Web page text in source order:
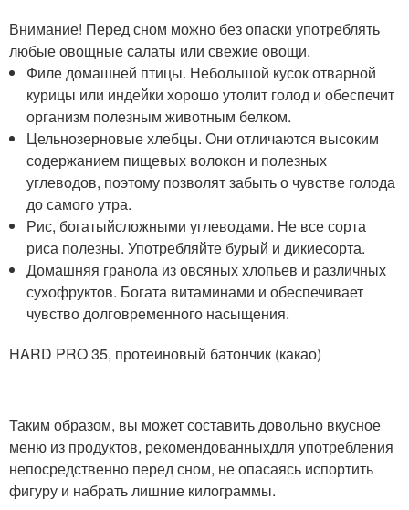
Внимание! Перед сном можно без опаски употреблять
любые овощные салаты или свежие овощи.
Филе домашней птицы. Небольшой кусок отварной
курицы или индейки хорошо утолит голод и обеспечит
организм полезным животным белком.
Цельнозерновые хлебцы. Они отличаются высоким
содержанием пищевых волокон и полезных
углеводов, поэтому позволят забыть о чувстве голода
до самого утра.
Рис, богатыйсложными углеводами. Не все сорта
риса полезны. Употребляйте бурый и дикиесорта.
Домашняя гранола из овсяных хлопьев и различных
сухофруктов. Богата витаминами и обеспечивает
чувство долговременного насыщения.
HARD PRO 35, протеиновый батончик (какао)
Таким образом, вы может составить довольно вкусное
меню из продуктов, рекомендованныхдля употребления
непосредственно перед сном, не опасаясь испортить
фигуру и набрать лишние килограммы.